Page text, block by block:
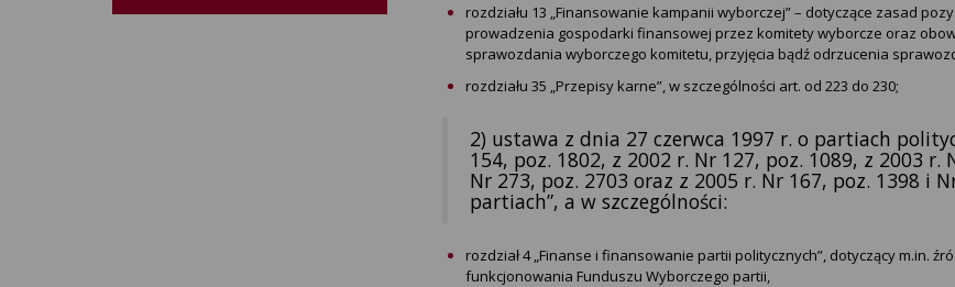
rozdziału 13 „Finansowanie kampanii wyborczej” – dotyczące zasad
prowadzenia gospodarki finansowej przez komitety wyborcze oraz
sprawozdania wyborczego komitetu, przyjęcia bądź odrzucenia
rozdziału 35 „Przepisy karne”, w szczególności art. od 223 do 230;
2) ustawa z dnia 27 czerwca 1997 r. o partiach
154, poz. 1802, z 2002 r. Nr 127, poz. 1089, z 2003
Nr 273, poz. 2703 oraz z 2005 r. Nr 167, poz. 1398 i
partiach”, a w szczególności:
rozdział 4 „Finanse i finansowanie partii politycznych”, dotyczący m.in.
funkcjonowania Funduszu Wyborczego partii,